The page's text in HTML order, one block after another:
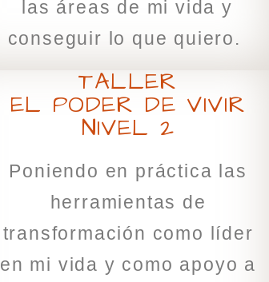
las áreas de mi vida y
conseguir lo que quiero.
TALLER
EL PODER DE VIVIR
NIVEL 2
Poniendo en práctica las
herramientas de
transformación como líder
en mi vida y como apoyo a